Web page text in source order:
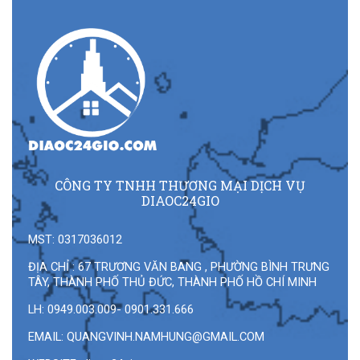
CÔNG TY TNHH THƯƠNG MẠI DỊCH VỤ
DIAOC24GIO
MST: 0317036012
ĐỊA CHỈ : 67 TRƯƠNG VĂN BANG , PHƯỜNG BÌNH TRƯNG
TÂY, THÀNH PHỐ THỦ ĐỨC, THÀNH PHỐ HỒ CHÍ MINH
LH: 0949.003.009- 0901.331.666
EMAIL: QUANGVINH.NAMHUNG@GMAIL.COM